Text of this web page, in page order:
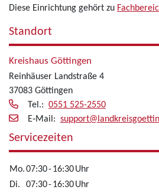
Diese Einrichtung gehört zu
Standort
Kreishaus Göttingen
Reinhäuser Landstraße 4
37083 Göttingen
Tel.: 0551 525-2550
E‑Mail:
Servicezeiten
Mo.07:30-16:30Uhr
Di.
07:30-16:30Uhr